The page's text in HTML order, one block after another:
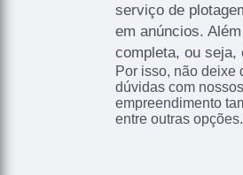
serviço de
em anúncios.
completa, ou seja,
Por isso, não deixe
dúvidas com
empreendimento
entre outras